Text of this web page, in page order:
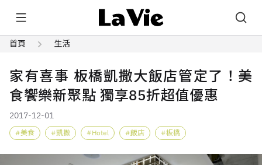
首頁 生活
家有喜事 板橋凱撒大飯店管定了！美
食饗樂新聚點 獨享85折超值優惠
2017-12-01
美食 凱撒 Hotel 飯店 板橋